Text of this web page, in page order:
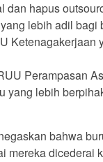
dan hapus
lebih adil bagi
Ketenagakerjaan
Perampasan
yang lebih
bahwa
mereka dicederai